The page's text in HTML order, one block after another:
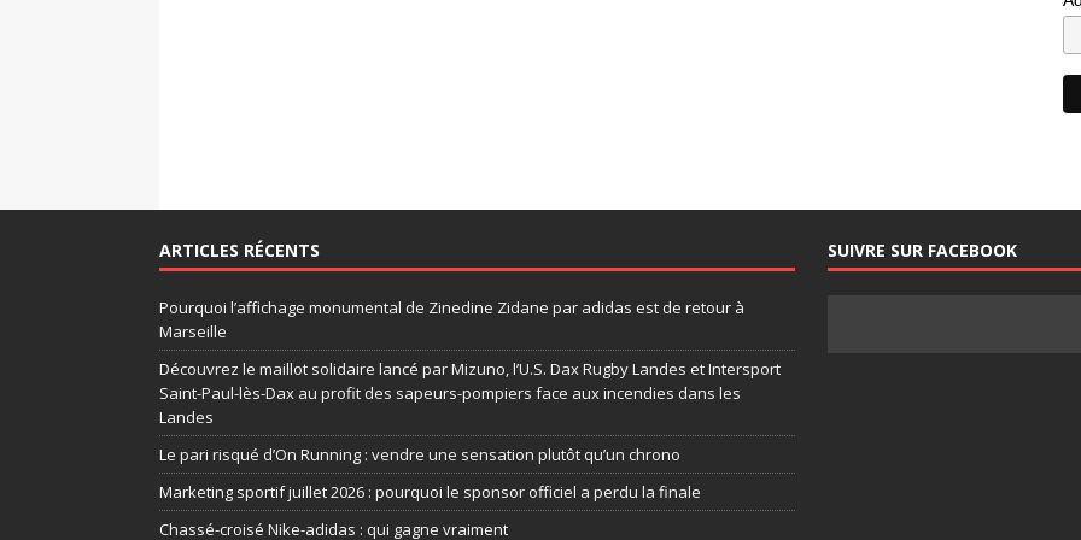
ARTICLES RÉCENTS
Pourquoi l’affichage monumental de Zinedine Zidane par adidas est de retour à
Marseille
Découvrez le maillot solidaire lancé par Mizuno, l’U.S. Dax Rugby Landes et Intersport
Saint-Paul-lès-Dax au profit des sapeurs-pompiers face aux incendies dans les
Landes
Le pari risqué d’On Running : vendre une sensation plutôt qu’un chrono
Marketing sportif juillet 2026 : pourquoi le sponsor officiel a perdu la finale
Chassé-croisé Nike-adidas : qui gagne vraiment
SUIVRE SUR FACEBOOK